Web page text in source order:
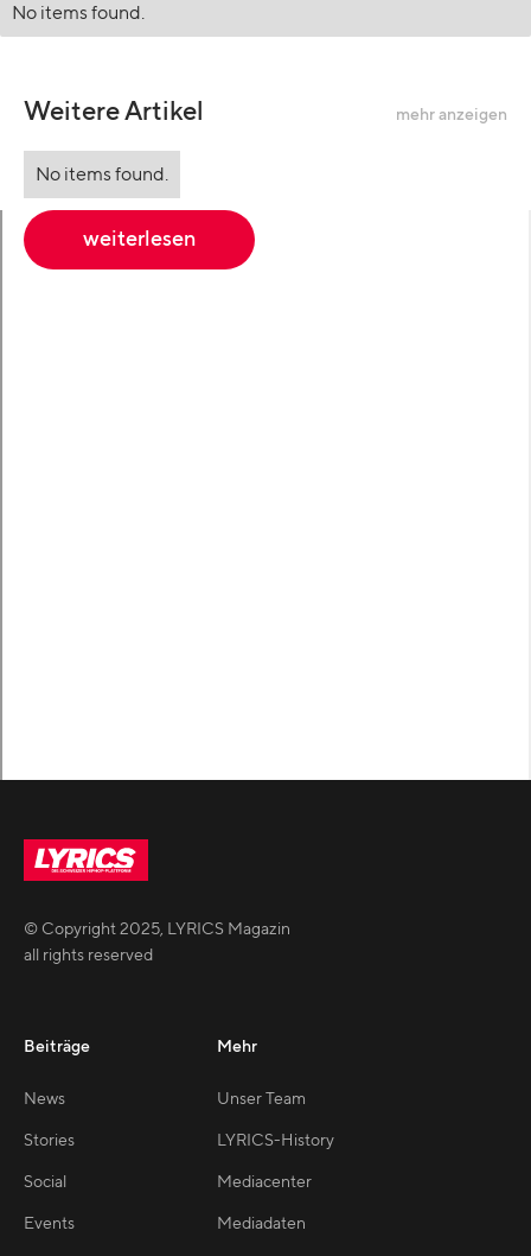
No items found.
Weitere Artikel mehr anzeigen
No items found.
weiterlesen
© Copyright2025, LYRICS Magazin
all rights reserved
Beiträge
News
Stories
Social
Events
Mehr
Unser Team
LYRICS-History
Mediacenter
Mediadaten